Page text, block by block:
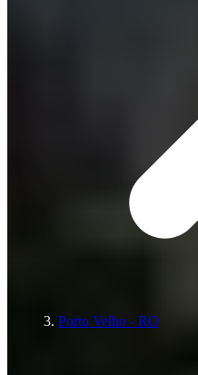
Porto Velho - RO